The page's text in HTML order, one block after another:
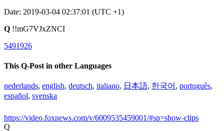
Date: 2019-03-04 02:37:01 (UTC +1)
Q !!mG7VJxZNCI
5491926
This Q-Post in other Languages
nederlands, english, deutsch, italiano, 日本語, 한국어 , português,
español, svenska
https://video.foxnews.com/v/6009535459001/#sp=show-clips
Q